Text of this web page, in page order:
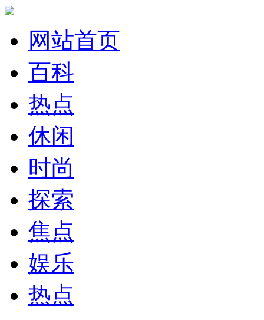
网站首页
百科
热点
休闲
时尚
探索
焦点
娱乐
热点